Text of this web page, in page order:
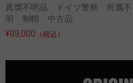
真贋不明品 ドイツ警察 所属不
明 制帽 中古品
¥99,000 （税込）